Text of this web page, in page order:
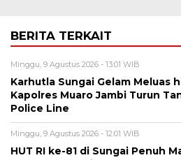
BERITA TERKAIT
Minggu, 9 Agustus 2026 - 13:01 WIB
Karhutla Sungai Gelam Meluas
Kapolres Muaro Jambi Turun
Police Line
Minggu, 9 Agustus 2026 - 12:01 WIB
HUT RI ke-81 di Sungai Penuh